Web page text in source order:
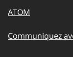
ATOM
Communiquez